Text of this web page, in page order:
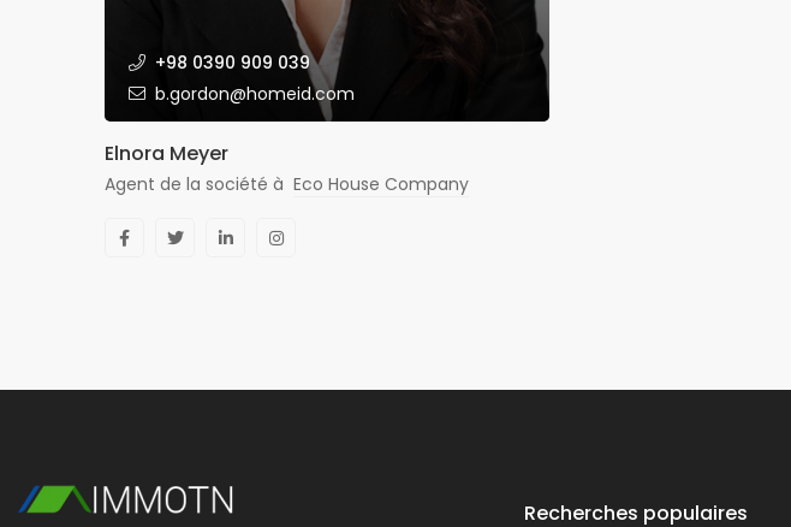
+98 0390 909 039
b.gordon@homeid.com
Elnora Meyer
Agent de la société à Eco House Company
Recherches populaires